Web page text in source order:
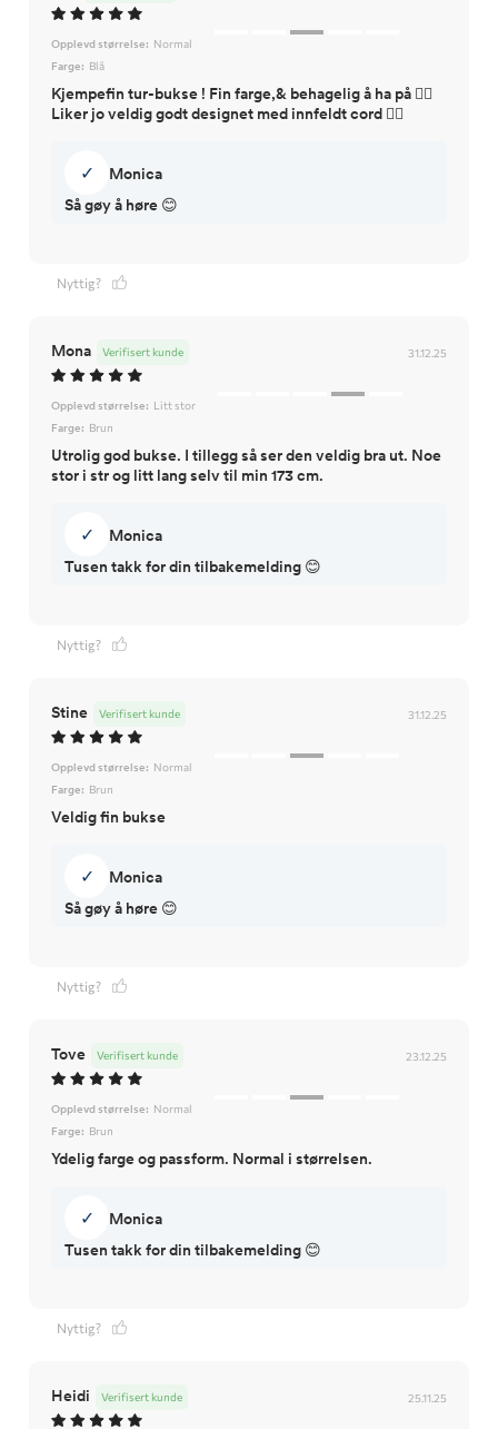
Opplevd størrelse: Normal
Farge: Blå
Kjempefin tur-bukse ! Fin farge,& behagelig å ha på 👍🏼
Liker jo veldig godt designet med innfeldt cord 👍🏼
✓
Monica
Så gøy å høre 😊
Nyttig?
Mona 31.12.25
Verifisert kunde
Opplevd størrelse: Litt stor
Farge: Brun
Utrolig god bukse. I tillegg så ser den veldig bra ut. Noe
stor i str og litt lang selv til min 173 cm.
✓
Monica
Tusen takk for din tilbakemelding 😊
Nyttig?
Stine 31.12.25
Verifisert kunde
Opplevd størrelse: Normal
Farge: Brun
Veldig fin bukse
✓
Monica
Så gøy å høre 😊
Nyttig?
Tove 23.12.25
Verifisert kunde
Opplevd størrelse: Normal
Farge: Brun
Ydelig farge og passform. Normal i størrelsen.
✓
Monica
Tusen takk for din tilbakemelding 😊
Nyttig?
Heidi 25.11.25
Verifisert kunde